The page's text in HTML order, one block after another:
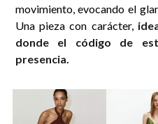
movimiento, evocando el
Una pieza con carácter,
donde el código de
presencia.